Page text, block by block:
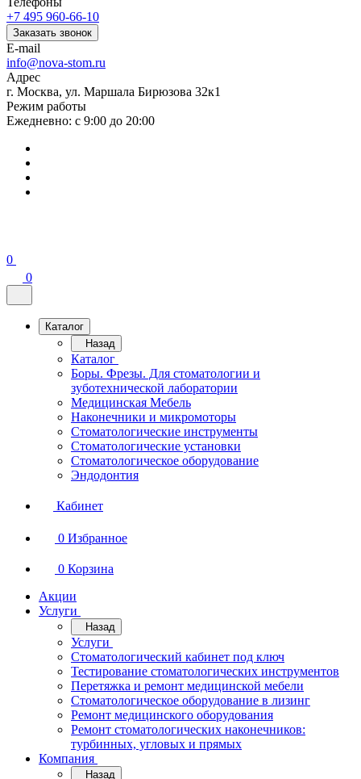
+7 495 960-66-10
Заказать звонок
E-mail
info@nova-stom.ru
Адрес
г. Москва, ул. Маршала Бирюзова 32к1
Режим работы
Ежедневно: с 9:00 до 20:00
0
0
Каталог
Назад
Каталог
Боры. Фрезы. Для стоматологии и
зуботехнической лаборатории
Медицинская Мебель
Наконечники и микромоторы
Стоматологические инструменты
Стоматологические установки
Стоматологическое оборудование
Эндодонтия
Кабинет
0 Избранное
0 Корзина
Акции
Услуги
Назад
Услуги
Стоматологический кабинет под ключ
Тестирование стоматологических инструментов
Перетяжка и ремонт медицинской мебели
Стоматологическое оборудование в лизинг
Ремонт медицинского оборудования
Ремонт стоматологических наконечников:
турбинных, угловых и прямых
Компания
Назад